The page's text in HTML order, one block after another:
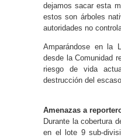
dejamos sacar esta
estos son árboles
autoridades no
Amparándose en la
desde la Comunidad
riesgo de vida
destrucción del
Amenazas a
Durante la cobertura
en el lote 9 sub-